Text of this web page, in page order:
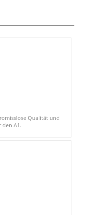
Qualität und
den A1.